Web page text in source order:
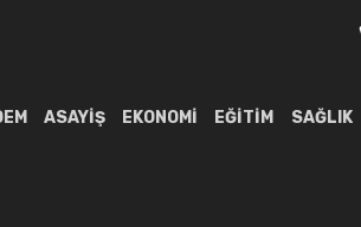
ASAYIŞ EKONOMI EĞITIM SAĞLIK